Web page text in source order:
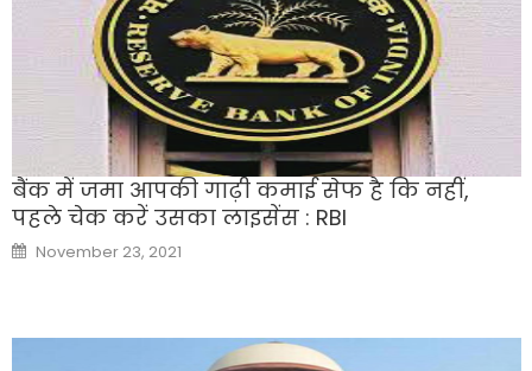
बैंक में जमा आपकी गाढ़ी कमाई सेफ है कि नहीं,
पहले चेक करें उसका लाइसेंस : RBI
Posted
on
November 23, 2021